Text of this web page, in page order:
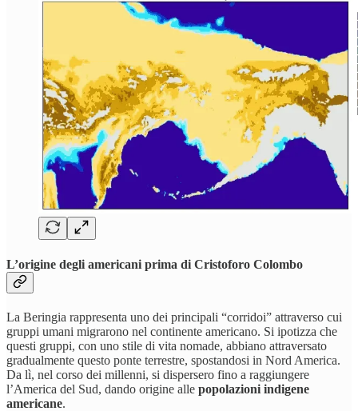
L’origine degli americani prima di Cristoforo Colombo
La Beringia rappresenta uno dei principali “corridoi” attraverso cui
gruppi umani migrarono nel continente americano. Si ipotizza che
questi gruppi, con uno stile di vita nomade, abbiano attraversato
gradualmente questo ponte terrestre, spostandosi in Nord America.
Da lì, nel corso dei millenni, si dispersero fino a raggiungere
l’America del Sud, dando origine alle popolazioni indigene
americane.